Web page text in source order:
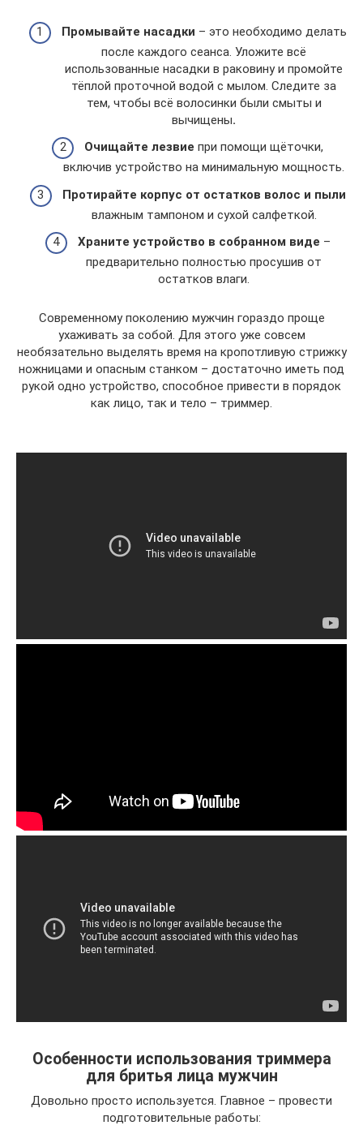
Промывайте насадки – это необходимо делать
после каждого сеанса. Уложите всё
использованные насадки в раковину и промойте
тёплой проточной водой с мылом. Следите за
тем, чтобы всё волосинки были смыты и
вычищены.
Очищайте лезвие при помощи щёточки,
включив устройство на минимальную мощность.
Протирайте корпус от остатков волос и пыли
влажным тампоном и сухой салфеткой.
Храните устройство в собранном виде –
предварительно полностью просушив от
остатков влаги.
Современному поколению мужчин гораздо проще
ухаживать за собой. Для этого уже совсем
необязательно выделять время на кропотливую стрижку
ножницами и опасным станком – достаточно иметь под
рукой одно устройство, способное привести в порядок
как лицо, так и тело – триммер.
Особенности использования триммера
для бритья лица мужчин
Довольно просто используется. Главное – провести
подготовительные работы: